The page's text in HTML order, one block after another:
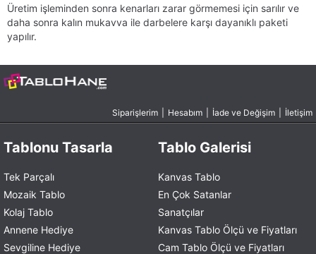
Üretim işleminden sonra kenarları zarar görmemesi için sarılır ve
daha sonra kalın mukavva ile darbelere karşı dayanıklı paketi
yapılır.
Siparişlerim Hesabım İade ve Değişim İletişim
Tablonu Tasarla
Tek Parçalı
Mozaik Tablo
Kolaj Tablo
Annene Hediye
Sevgiline Hediye
Tablo Galerisi
Kanvas Tablo
En Çok Satanlar
Sanatçılar
Kanvas Tablo Ölçü ve Fiyatları
Cam Tablo Ölçü ve Fiyatları